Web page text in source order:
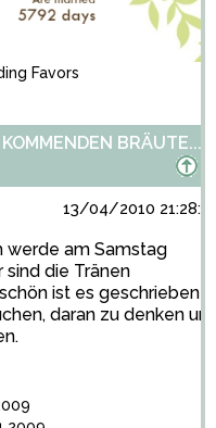
Favors
BRÄUTE...
13/04/2010
werde am Samstag
sind die Tränen
ist es geschrieben!
daran zu denken